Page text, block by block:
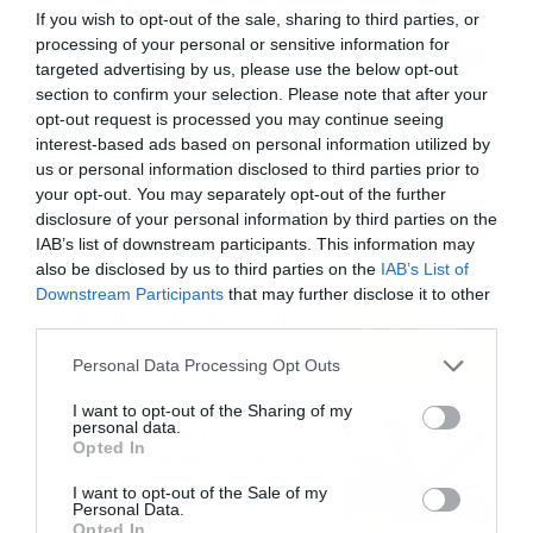
If you wish to opt-out of the sale, sharing to third parties, or
processing of your personal or sensitive information for
targeted advertising by us, please use the below opt-out
section to confirm your selection. Please note that after your
opt-out request is processed you may continue seeing
interest-based ads based on personal information utilized by
us or personal information disclosed to third parties prior to
your opt-out. You may separately opt-out of the further
disclosure of your personal information by third parties on the
IAB’s list of downstream participants. This information may
also be disclosed by us to third parties on the IAB’s List of
Downstream Participants that may further disclose it to other
Please note that this website/app uses one or more Google
not limited to your visit or usage behaviour. You may click to
grant or deny consent to Google and its third-party tags to
use your data for below specified purposes in below Google
consent section.
Personal Data Processing Opt Outs
I want to opt-out of the Sharing of my
personal data.
Opted In
I want to opt-out of the Sale of my
Personal Data.
Opted In
Καιρός: Νέα ενημέρωση Σάκη
Αρναούτογλου για τις
θερμοκρασίες
09/08/2026 10:52
Εορτολόγιο 9-8: Ποιοι
γιορτάζουν σήμερα; Χρόνια
Πολλά
09/08/2026 10:15
Καιρός Δεκαπενταύγουστο:
08/08/2026 08:51
Εορτολόγιο 8-8: Ποιοι
γιορτάζουν σήμερα; Χρόνια
Πολλά
08/08/2026 08:25